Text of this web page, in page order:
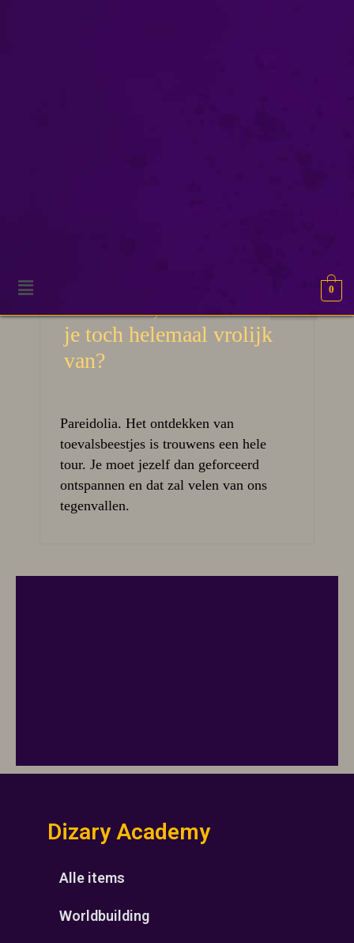
0
Pareidolia, daar wordt
je toch helemaal vrolijk
van?
Pareidolia. Het ontdekken van
toevalsbeestjes is trouwens een hele
tour. Je moet jezelf dan geforceerd
ontspannen en dat zal velen van ons
tegenvallen.
Dizary Academy
Alle items
Worldbuilding